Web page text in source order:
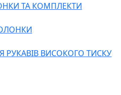
ТА КОМПЛЕКТИ
РУКАВІВ ВИСОКОГО ТИСКУ